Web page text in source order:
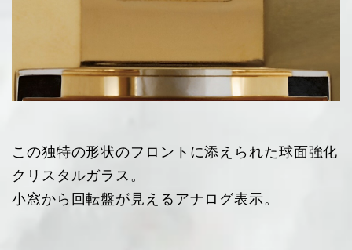
この独特の形状のフロントに添えられた球面強化
クリスタルガラス。
小窓から回転盤が見えるアナログ表示。